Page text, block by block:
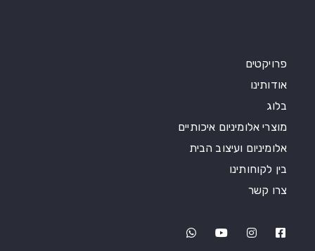
פרויקטים
אודותינו
בלוג
מוצרי אלומיניום איכותיים
אלומיניום ועיצוב הבית
בין לקוחותינו
צרו קשר